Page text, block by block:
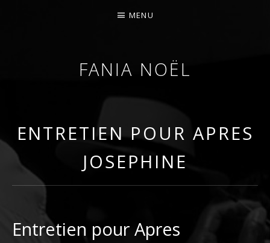
FANIA NOËL
MENU
ENTRETIEN POUR APRES
JOSEPHINE
Entretien pour Apres